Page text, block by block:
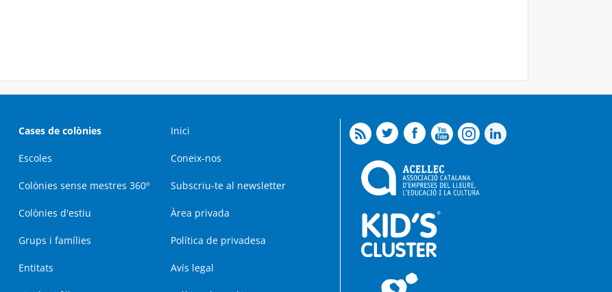
Cases de colònies Inici
Escoles Coneix-nos
Colònies sense mestres 360º Subscriu-te al newsletter
Colònies d'estiu Àrea privada
Grups i famílies Política de privadesa
Entitats Avís legal